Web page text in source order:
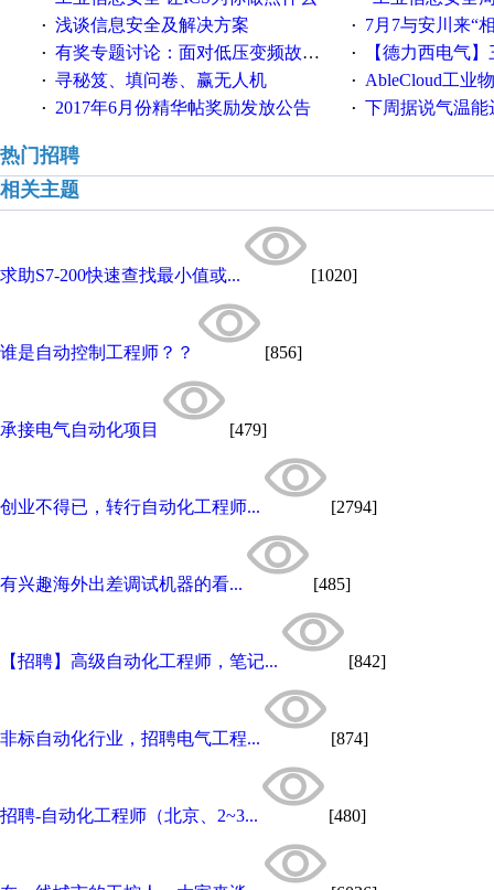
· 浅谈信息安全及解决方案 · 7月7与安川来“
· 有奖专题讨论：面对低压变频故障，老手是这样解决的！ · 【德力西电气】三
· 寻秘笈、填问卷、赢无人机 · AbleCloud工业物联
· 2017年6月份精华帖奖励发放公告 · 下周据说气温能
热门招聘
相关主题
求助S7-200快速查找最小值或... [1020]
谁是自动控制工程师？？ [856]
承接电气自动化项目 [479]
创业不得已，转行自动化工程师... [2794]
有兴趣海外出差调试机器的看... [485]
【招聘】高级自动化工程师，笔记... [842]
非标自动化行业，招聘电气工程... [874]
招聘-自动化工程师（北京、2~3... [480]